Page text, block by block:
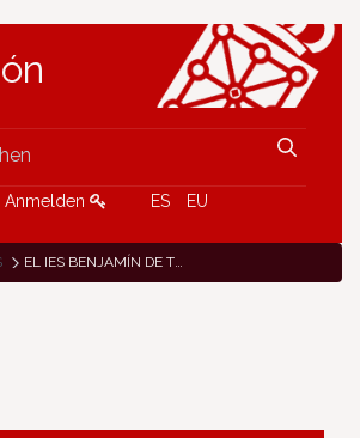
Anmelden ES EU
EL IES BENJAMÍN DE TUDELA GANA LA FINAL DEL XIV TORNEO DE DEBATE DE BACHILLERATO ORGANIZADO POR LA UPNA